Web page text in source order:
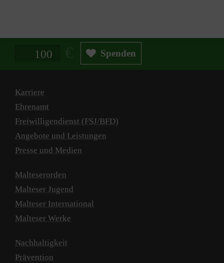
Spendenbetrag in Euro Spenden
Karriere
Ehrenamt
Freiwilligendienst (FSJ/BFD)
Angebote und Leistungen
Presse und Medien
Malteserorden
Malteser Jugend
Malteser International
Malteser Werke
Nachhaltigkeit
Prävention